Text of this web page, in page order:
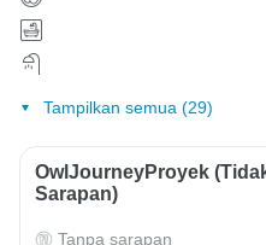
Tampilkan semua (29)
OwlJourneyProyek
Sarapan)
Tanpa sarapan